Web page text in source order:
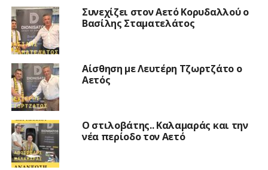
Συνεχίζει στον Αετό Κορυδαλλού ο
Βασίλης Σταματελάτος
Αίσθηση με Λευτέρη Τζωρτζάτο ο
Αετός
Ο στιλοβάτης.. Καλαμαράς και την
νέα περίοδο τον Αετό